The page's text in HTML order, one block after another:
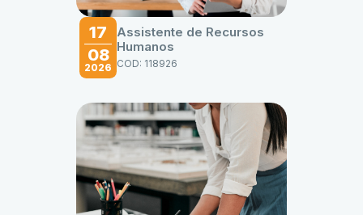
17
08
2026
Assistente de Recursos
Humanos
COD: 118926